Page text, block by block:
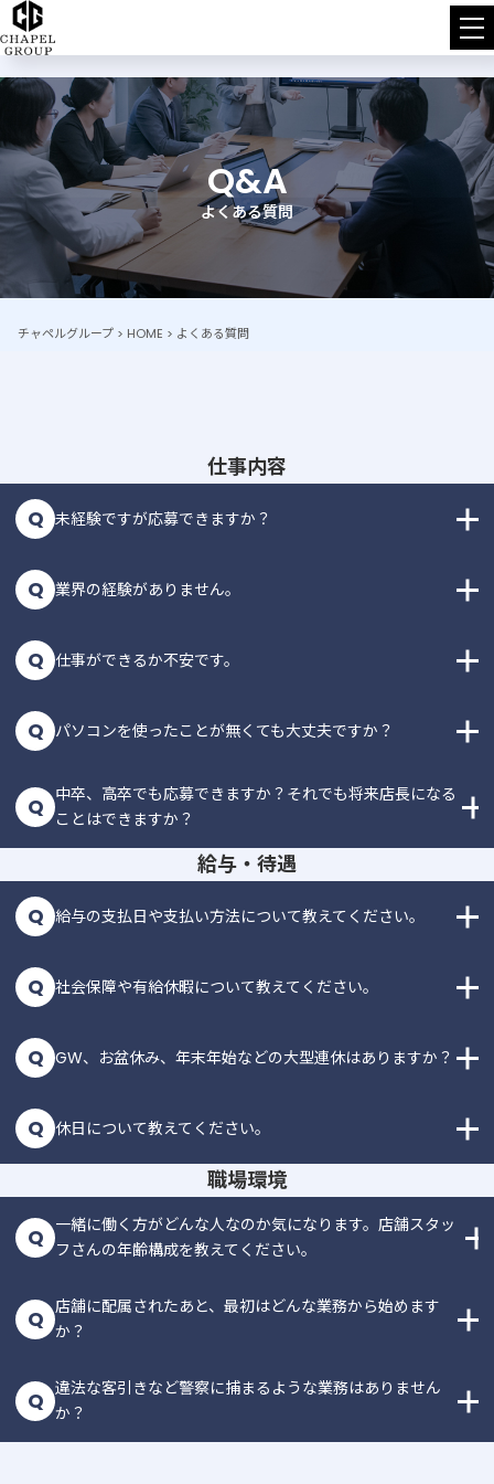
チ
ャ
ル
グ
ル
ー
Q&A
よくある質問
チャペルグループ > HOME > よくある質問
仕事内容
Q 未経験ですが応募できますか？
Q 業界の経験がありません。
Q 仕事ができるか不安です。
Q パソコンを使ったことが無くても大丈夫ですか？
Q 中卒、高卒でも応募できますか？それでも将来店長になる
ことはできますか？
給与・待遇
Q 給与の支払日や支払い方法について教えてください。
Q 社会保障や有給休暇について教えてください。
Q GW、お盆休み、年末年始などの大型連休はありますか？
Q 休日について教えてください。
職場環境
Q 一緒に働く方がどんな人なのか気になります。店舗スタッ
フさんの年齢構成を教えてください。
Q 店舗に配属されたあと、最初はどんな業務から始めます
か？
Q 違法な客引きなど警察に捕まるような業務はありません
か？